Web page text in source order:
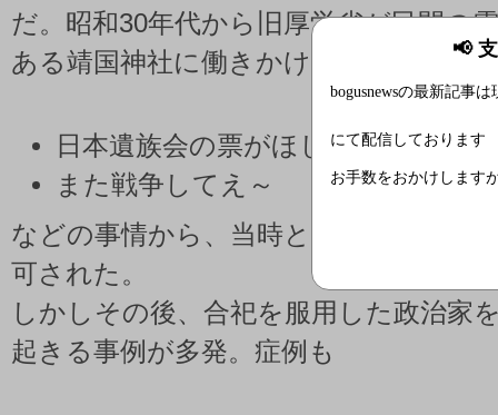
📢
bogusnewsの最新記事は
にて配信しております
お手数をおかけします
だ。昭和30年代から旧厚労省が民間の
ある靖国神社に働きかけ、国策として
日本遺族会の票がほしい
また戦争してえ～
などの事情から、当時としても異例の
可された。
しかしその後、合祀を服用した政治家
起きる事例が多発。症例も